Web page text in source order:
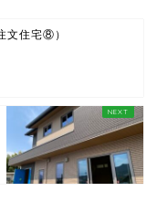
文住宅⑧）
料金設定